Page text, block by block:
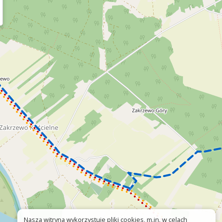
Nasza witryna wykorzystuje pliki cookies, m.in. w celach